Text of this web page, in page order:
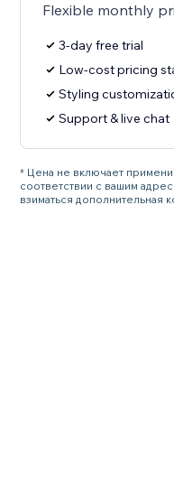
Flexible monthly
3-day free trial
Low-cost pricing
Styling
Support & live chat
* Цена не включает
соответствии с вашим
взиматься дополнительная